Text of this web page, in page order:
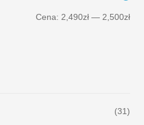
Cena: 2,490zł — 2,500zł
(31)